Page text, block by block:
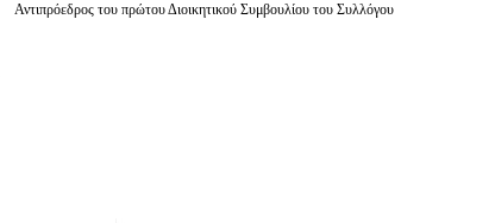
Αντιπρόεδρος του πρώτου Διοικητικού Συμβουλίου του Συλλόγου